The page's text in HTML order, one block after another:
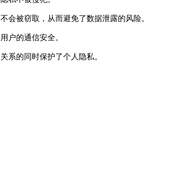
会被窃取，从而避免了数据泄露的风险。
户的通信安全。
系的同时保护了个人隐私。